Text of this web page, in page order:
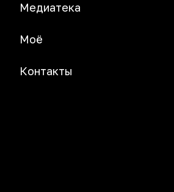
Медиатека
Моё
Контакты